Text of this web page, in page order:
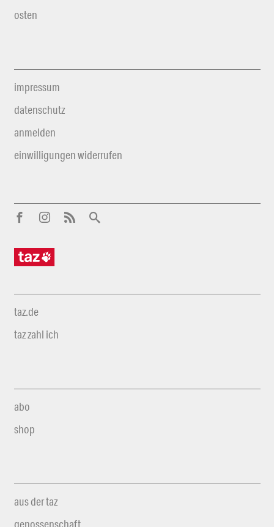
osten
impressum
datenschutz
anmelden
einwilligungen widerrufen
taz.de
taz zahl ich
abo
shop
aus der taz
genossenschaft